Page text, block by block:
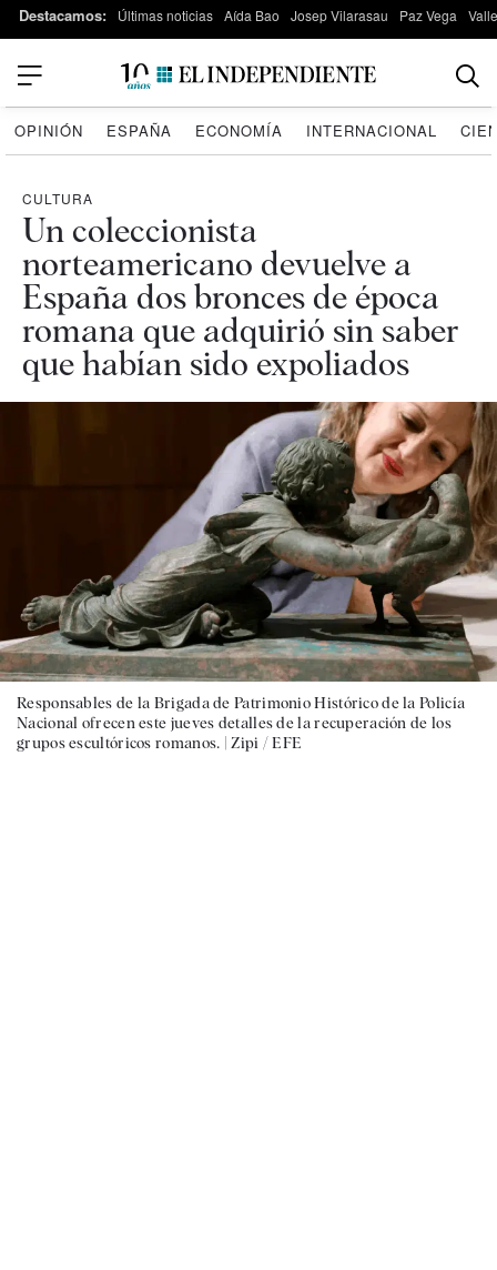
Destacamos: Últimas noticias Aída Bao Josep Vilarasau Paz Vega
OPINIÓN ESPAÑA ECONOMÍA INTERNACIONAL
CULTURA
Un coleccionista
norteamericano devuelve a
España dos bronces de época
romana que adquirió sin saber
que habían sido expoliados
Responsables de la Brigada de Patrimonio Histórico de la Policía
Nacional ofrecen este jueves detalles de la recuperación de los
grupos escultóricos romanos. | Zipi / EFE